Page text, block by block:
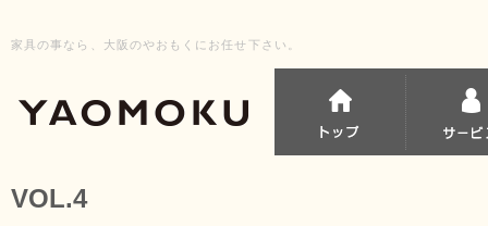
家具の事なら、大阪のやおもくにお任せ下さい。
VOL.4